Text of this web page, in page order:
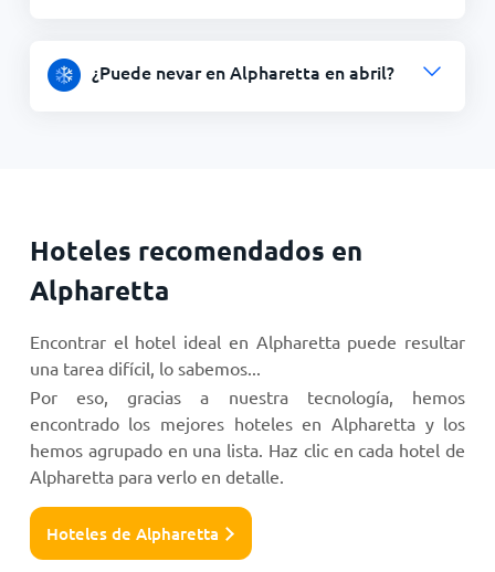
¿Puede nevar en Alpharetta en abril?
Hoteles recomendados en
Alpharetta
Encontrar el hotel ideal en Alpharetta puede resultar
una tarea difícil, lo sabemos...
Por eso, gracias a nuestra tecnología, hemos
encontrado los mejores hoteles en Alpharetta y los
hemos agrupado en una lista. Haz clic en cada hotel de
Alpharetta para verlo en detalle.
Hoteles de Alpharetta